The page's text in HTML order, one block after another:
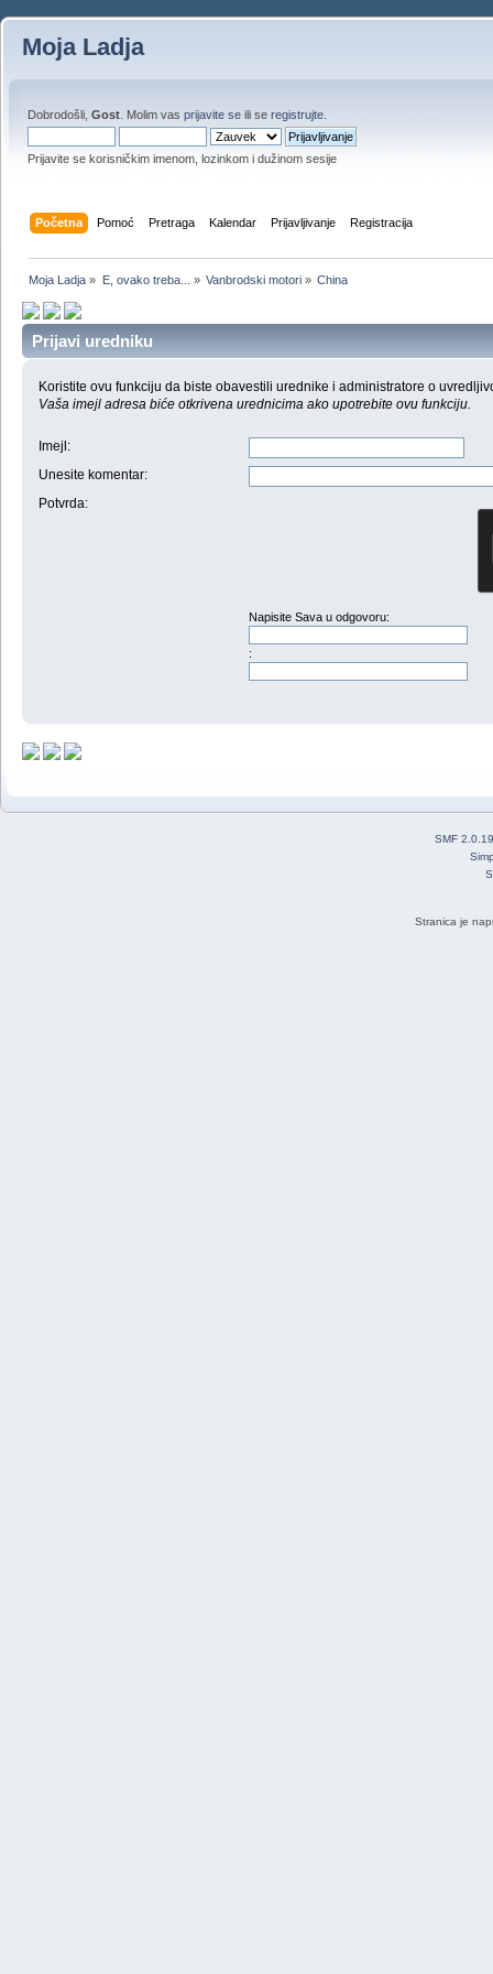
Moja Ladja
Dobrodošli, Gost . Molim vas prijavite se ili se registrujte
Prijavite se korisničkim imenom, lozinkom i dužinom sesije
Početna Pomoć Pretraga Kalendar Prijavljivanje Registracija
Moja Ladja » E, ovako treba... » Vanbrodski motori» China
Prijavi uredniku
Koristite ovu funkciju da biste obavestili urednike i administratore o
Vaša imejl adresa biće otkrivena urednicima ako upotrebite ovu funkciju.
Imejl :
Unesite komentar:
Potvrda:
Napisite Sava u odgovoru:
:
SMF 2.0.19
Stranica je